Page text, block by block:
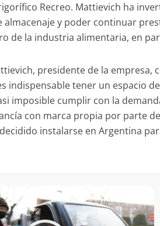
Recreo. Mattievich ha
almacenaje y poder continuar
de la industria alimentaria, en
presidente de la empresa,
indispensable tener un espacio
imposible cumplir con la
con marca propia por parte
instalarse en Argentina